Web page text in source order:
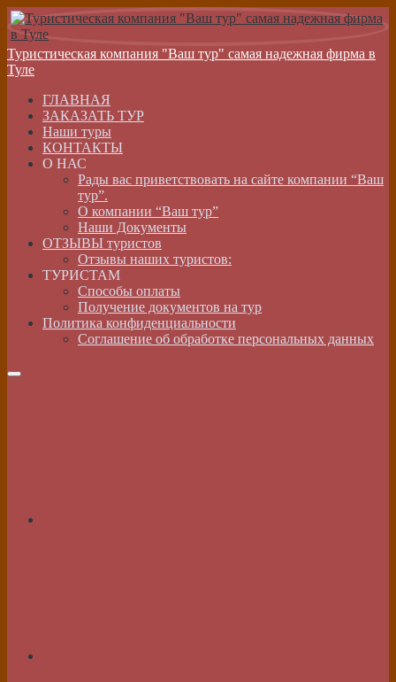
Туристическая компания "Ваш тур" самая надежная фирма в
Туле
ГЛАВНАЯ
ЗАКАЗАТЬ ТУР
Наши туры
КОНТАКТЫ
О НАС
Рады вас приветствовать на сайте компании “Ваш
тур”.
О компании “Ваш тур”
Наши Документы
ОТЗЫВЫ туристов
Отзывы наших туристов:
ТУРИСТАМ
Способы оплаты
Получение документов на тур
Политика конфиденциальности
Соглашение об обработке персональных данных